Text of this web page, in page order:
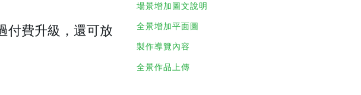
付費升級，還可放
場景增加圖文說明
全景增加平面圖
製作導覽內容
全景作品上傳